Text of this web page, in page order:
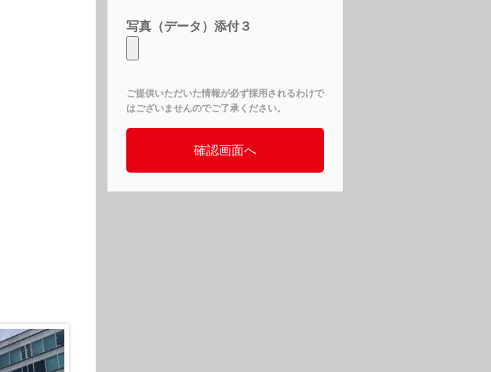
写真（データ）添付３
ご提供いただいた情報が必ず採用されるわけで
はございませんのでご了承ください。